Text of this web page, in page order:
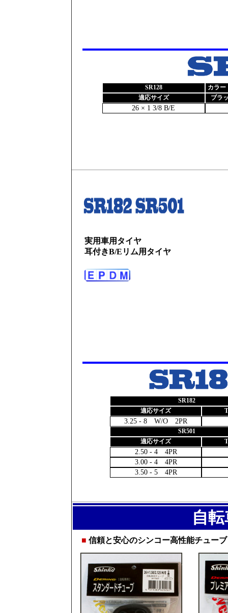
SR128
カラー
適応サイズ
ブラ
26 × 1 3/8 B/E
実用車用タイヤ
耳付きB/Eリム用タイヤ
SR182
適応サイズ
3.25 - 8 W/O 2PR
SR501
適応サイズ
2.50 - 4 4PR
3.00 - 4 4PR
3.50 - 5 4PR
自
■ 信頼と安心のシンコー高性能チューブ